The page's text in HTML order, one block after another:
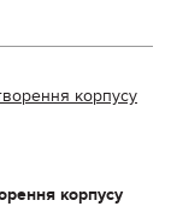
корпусу